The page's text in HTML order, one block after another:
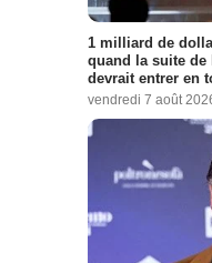
1 milliard de
quand la suite de
devrait entrer en
vendredi 7 août